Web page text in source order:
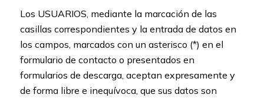
Los USUARIOS, mediante la marcación de las
casillas correspondientes y la entrada de datos en
los campos, marcados con un asterisco (*) en el
formulario de contacto o presentados en
formularios de descarga, aceptan expresamente y
de forma libre e inequívoca, que sus datos son